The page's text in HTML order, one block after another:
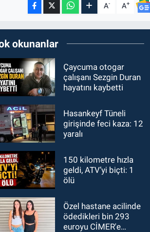
A- A+
okunanlar
Çaycuma otogar
çalışanı Sezgin Duran
hayatını kaybetti
Hasankeyf Tüneli
girişinde feci kaza: 12
yaralı
150 kilometre hızla
geldi, ATV’yi biçti: 1
ölü
Özel hastane acilinde
ödedikleri bin 293
euroyu CİMER'e